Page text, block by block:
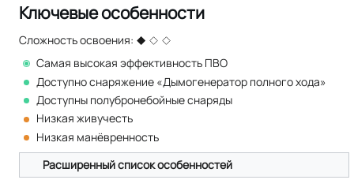
Ключевые особенности
Сложность освоения:
Самая высокая эффективность ПВО
Доступно снаряжение «Дымогенератор полного хода»
Доступны полубронебойные снаряды
Низкая живучесть
Низкая манёвренность
Расширенный список особенностей